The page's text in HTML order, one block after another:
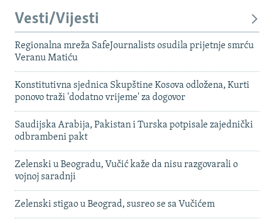
Vesti/Vijesti
Regionalna mreža SafeJournalists osudila prijetnje smrću
Veranu Matiću
Konstitutivna sjednica Skupštine Kosova odložena, Kurti
ponovo traži 'dodatno vrijeme' za dogovor
Saudijska Arabija, Pakistan i Turska potpisale zajednički
odbrambeni pakt
Zelenski u Beogradu, Vučić kaže da nisu razgovarali o
vojnoj saradnji
Zelenski stigao u Beograd, susreo se sa Vučićem